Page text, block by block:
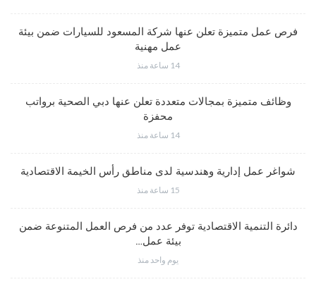
فرص عمل متميزة تعلن عنها شركة المسعود للسيارات ضمن بيئة
عمل مهنية
14 ساعة منذ
وظائف متميزة بمجالات متعددة تعلن عنها دبي الصحية برواتب
محفزة
14 ساعة منذ
شواغر عمل إدارية وهندسية لدى مناطق رأس الخيمة الاقتصادية
15 ساعة منذ
دائرة التنمية الاقتصادية توفر عدد من فرص العمل المتنوعة ضمن
بيئة عمل…
يوم واحد منذ